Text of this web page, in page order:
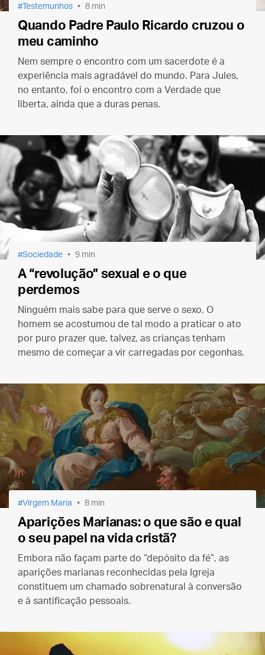
Testemunhos 8 min
Quando Padre Paulo Ricardo cruzou o
meu caminho
Nem sempre o encontro com um sacerdote é a
experiência mais agradável do mundo. Para Jules,
no entanto, foi o encontro com a Verdade que
liberta, ainda que a duras penas.
Sociedade 9 min
A “revolução” sexual e o que
perdemos
Ninguém mais sabe para que serve o sexo. O
homem se acostumou de tal modo a praticar o ato
por puro prazer que, talvez, as crianças tenham
mesmo de começar a vir carregadas por cegonhas.
Virgem Maria 8 min
Aparições Marianas: o que são e qual
o seu papel na vida cristã?
Embora não façam parte do “depósito da fé”, as
aparições marianas reconhecidas pela Igreja
constituem um chamado sobrenatural à conversão
e à santificação pessoais.